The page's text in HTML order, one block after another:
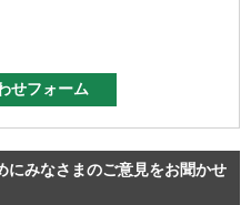
にみなさまのご意見をお聞かせ